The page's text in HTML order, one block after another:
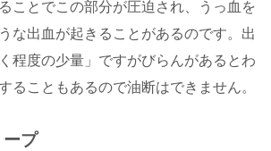
ことでこの部分が圧迫され、うっ血を
な出血が起きることがあるのです。出
程度の少量」ですがびらんがあるとわ
ることもあるので油断はできません。
プ